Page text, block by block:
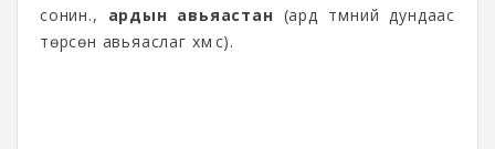
сонин.,
ардын авьяастан (ард түмний дундаас
төрсөн авьяаслаг хүмүүс).